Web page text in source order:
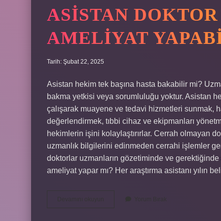
ASISTAN
AMELIYAT
Tarih: Şubat 22, 2025
Asistan hekim tek başına hasta bakabilir mi?
bakma yetkisi veya sorumluluğu yoktur. Asistan
çalışarak muayene ve tedavi hizmetleri sunmak,
değerlendirmek, tıbbi cihaz ve ekipmanları
hekimlerin işini kolaylaştırırlar. Cerrah olmayan
uzmanlık bilgilerini edinmeden cerrahi işlemler
doktorlar uzmanların gözetiminde ve
ameliyat yapar mı? Her araştırma asistanı yılın